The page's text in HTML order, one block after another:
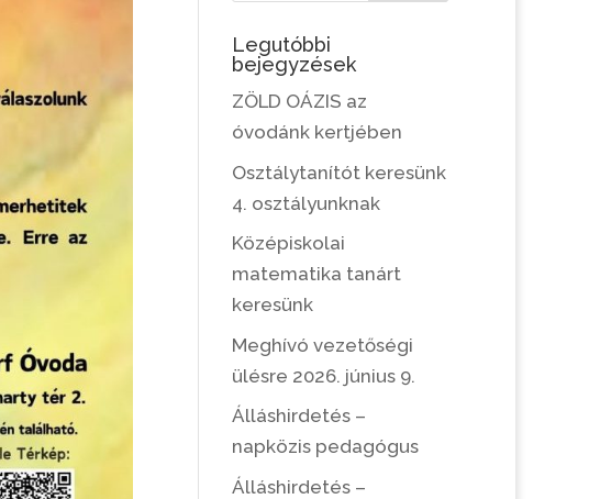
Legutóbbi
bejegyzések
ZÖLD OÁZIS az
óvodánk kertjében
Osztálytanítót keresünk
4. osztályunknak
Középiskolai
matematika tanárt
keresünk
Meghívó vezetőségi
ülésre 2026. június 9.
Álláshirdetés –
napközis pedagógus
Álláshirdetés –